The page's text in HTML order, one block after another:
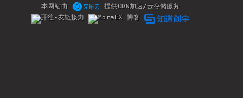
本网站由
提供CDN加速/云存储服务